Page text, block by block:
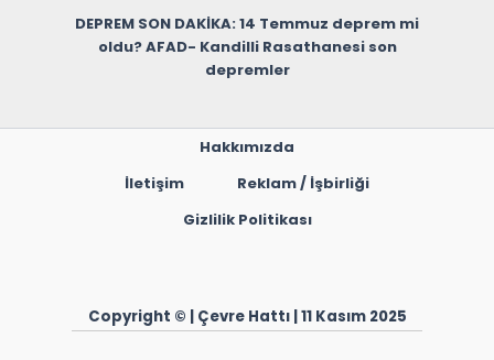
DEPREM SON DAKİKA: 14 Temmuz deprem mi
oldu? AFAD- Kandilli Rasathanesi son
depremler
Hakkımızda
İletişim
Reklam / İşbirliği
Gizlilik Politikası
Copyright © | Çevre Hattı | 11 Kasım 2025